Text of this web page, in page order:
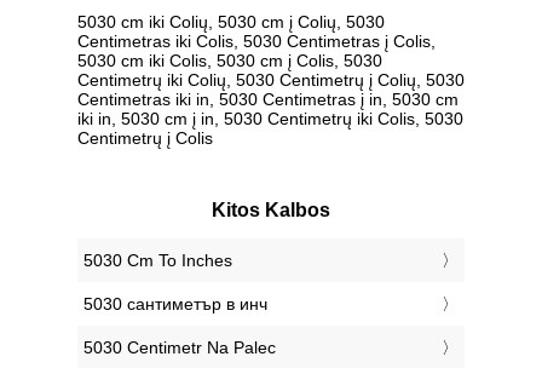
5030 cm iki Colių, 5030 cm į Colių, 5030
Centimetras iki Colis, 5030 Centimetras į Colis,
5030 cm iki Colis, 5030 cm į Colis, 5030
Centimetrų iki Colių, 5030 Centimetrų į Colių, 5030
Centimetras iki in, 5030 Centimetras į in, 5030 cm
iki in, 5030 cm į in, 5030 Centimetrų iki Colis, 5030
Centimetrų į Colis
Kitos Kalbos
‎5030 Cm To Inches
‎5030 сантиметър в инч
‎5030 Centimetr Na Palec